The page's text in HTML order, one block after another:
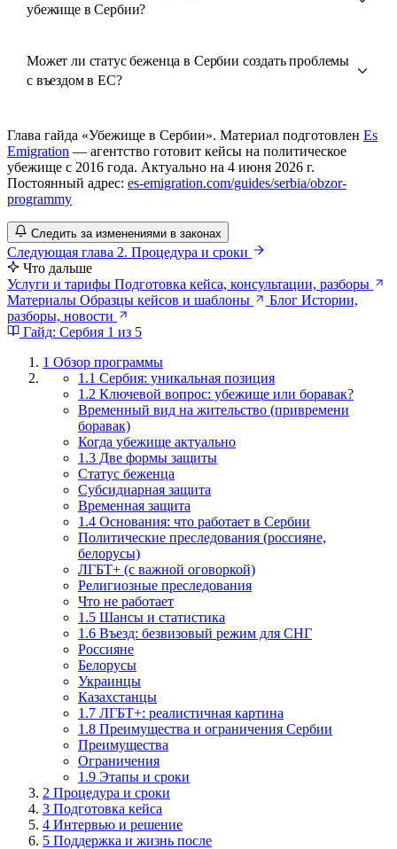
убежище в Сербии?
Может ли статус беженца в Сербии создать проблемы
с въездом в ЕС?
Глава гайда «Убежище в Сербии». Материал подготовлен Es
Emigration — агентство готовит кейсы на политическое
убежище с 2016 года. Актуально на 4 июня 2026 г.
Постоянный адрес: es-emigration.com/guides/serbia/obzor-
programmy
Следить за изменениями в законах
Следующая глава 2. Процедура и сроки
Что дальше
Услуги и тарифы Подготовка кейса, консультации, разборы
Материалы Образцы кейсов и шаблоны Блог Истории,
разборы, новости
Гайд: Сербия 1 из 5
1 Обзор программы
1.1 Сербия: уникальная позиция
1.2 Ключевой вопрос: убежище или боравак?
Временный вид на жительство (привремени
боравак)
Когда убежище актуально
1.3 Две формы защиты
Статус беженца
Субсидиарная защита
Временная защита
1.4 Основания: что работает в Сербии
Политические преследования (россияне,
белорусы)
ЛГБТ+ (с важной оговоркой)
Религиозные преследования
Что не работает
1.5 Шансы и статистика
1.6 Въезд: безвизовый режим для СНГ
Россияне
Белорусы
Украинцы
Казахстанцы
1.7 ЛГБТ+: реалистичная картина
1.8 Преимущества и ограничения Сербии
Преимущества
Ограничения
1.9 Этапы и сроки
2 Процедура и сроки
3 Подготовка кейса
4 Интервью и решение
5 Поддержка и жизнь после